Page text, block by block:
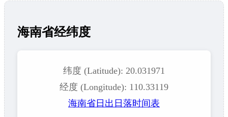
海南省经纬度
纬度 (Latitude): 20.031971
经度 (Longitude): 110.33119
海南省日出日落时间表